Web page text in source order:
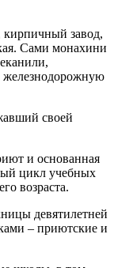
завод,
Сами монахини
железнодорожную
своей
и основанная
цикл учебных
возраста.
девятилетней
– приютские и